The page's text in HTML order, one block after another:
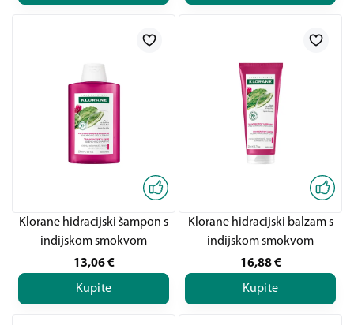
Klorane hidracijski šampon s
indijskom smokvom
13,06 €
Kupite
Klorane hidracijski balzam s
indijskom smokvom
16,88 €
Kupite